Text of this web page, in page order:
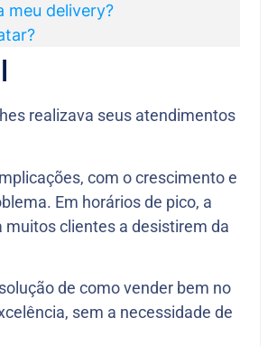
meu delivery?
realizava seus atendimentos
com o crescimento e
Em horários de pico, a
muitos clientes a desistirem da
de como vender bem no
sem a necessidade de